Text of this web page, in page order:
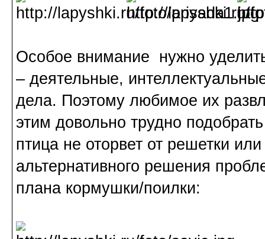
Особое внимание нужно
– деятельные,
дела. Поэтому любимое их
этим довольно трудно
птица не оторвет от решетки
альтернативного решения
плана кормушки/поилки: